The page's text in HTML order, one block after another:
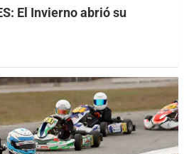
El Invierno abrió su